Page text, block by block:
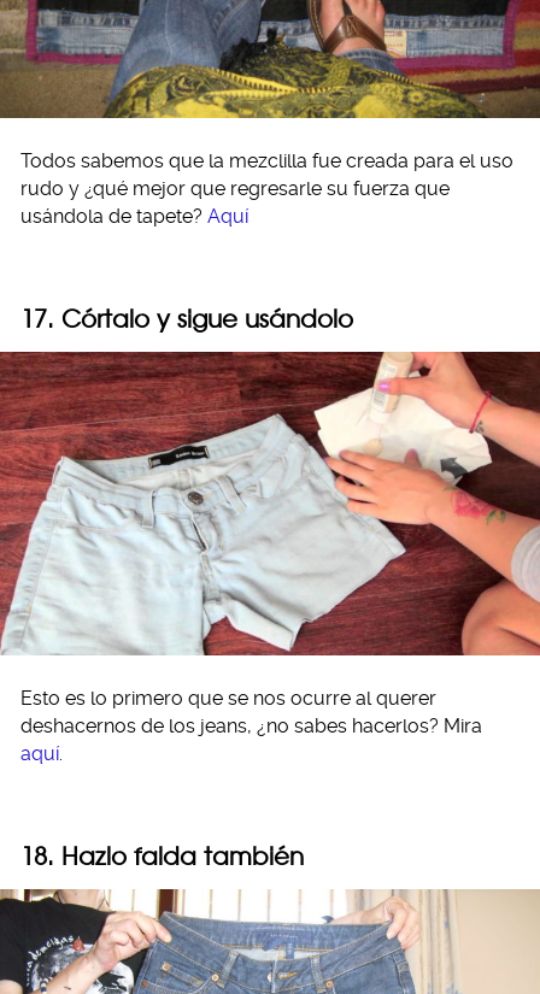
Todos sabemos que la mezclilla fue creada para el uso
rudo y ¿qué mejor que regresarle su fuerza que
usándola de tapete? Aquí
17. Córtalo y sigue usándolo
Esto es lo primero que se nos ocurre al querer
deshacernos de los jeans, ¿no sabes hacerlos? Mira
aquí.
18. Hazlo falda también